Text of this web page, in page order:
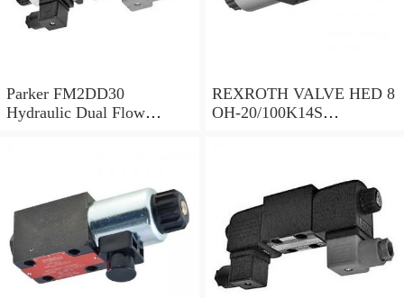
Parker FM2DD30
Hydraulic Dual Flow
REXROTH VALVE HED 8
OH-20/100K14S